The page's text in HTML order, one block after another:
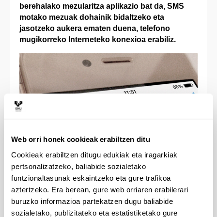
Web orri honek cookieak erabiltzen ditu
Cookieak erabiltzen ditugu edukiak eta iragarkiak
pertsonalizatzeko, baliabide sozialetako
funtzionaltasunak eskaintzeko eta gure trafikoa
aztertzeko. Era berean, gure web orriaren erabilerari
buruzko informazioa partekatzen dugu baliabide
sozialetako, publizitateko eta estatistiketako gure
berehalako mezularitza aplikazio bat da, SMS
motako mezuak dohainik bidaltzeko eta
jasotzeko aukera ematen duena, telefono
mugikorreko Interneteko konexioa erabiliz.
WhatsApp erabilgarri dago honako hauentzat: